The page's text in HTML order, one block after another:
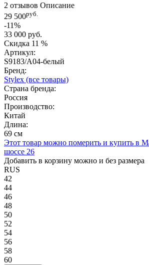
2 отзывов Описание
29 500руб.
-11%
33 000 руб.
Скидка 11 %
Артикул:
S9183/A04-белый
Бренд:
Stylex (все товары)
Страна бренда:
Россия
Производство:
Китай
Длина:
69 см
Этот товар можно померить и купить в
шоссе 26
Добавить в корзину можно и без размера
RUS
42
44
46
48
50
52
54
56
58
60